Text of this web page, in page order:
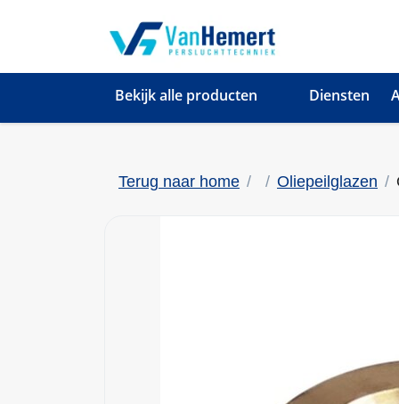
Bekijk alle producten Diensten
Terug naar home Oliepeilglazen